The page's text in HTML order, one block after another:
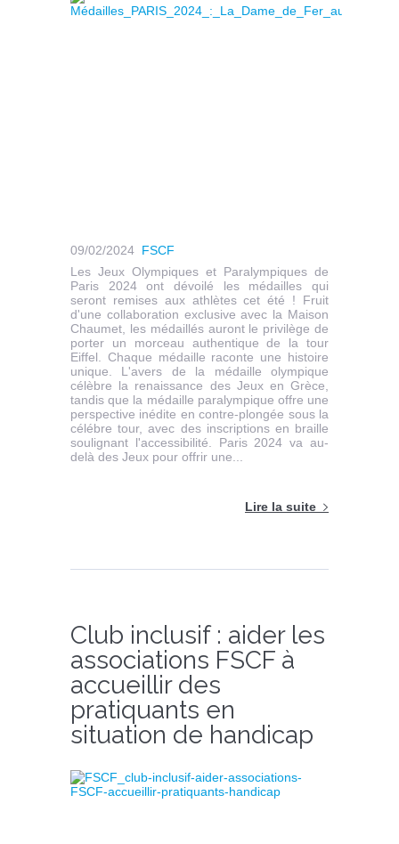
09/02/2024 FSCF
Les Jeux Olympiques et Paralympiques de
Paris 2024 ont dévoilé les médailles qui
seront remises aux athlètes cet été ! Fruit
d'une collaboration exclusive avec la Maison
Chaumet, les médaillés auront le privilège de
porter un morceau authentique de la tour
Eiffel. Chaque médaille raconte une histoire
unique. L'avers de la médaille olympique
célèbre la renaissance des Jeux en Grèce,
tandis que la médaille paralympique offre une
perspective inédite en contre-plongée sous la
célébre tour, avec des inscriptions en braille
soulignant l'accessibilité. Paris 2024 va au-
delà des Jeux pour offrir une...
Lire la suite
Club inclusif : aider les
associations FSCF à
accueillir des
pratiquants en
situation de handicap